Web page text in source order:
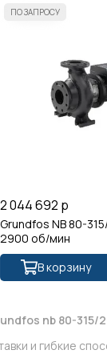
2 044 692 р
Grundfos NB 80-
2900 об/мин
В корзину
nb 80-
и гибкие